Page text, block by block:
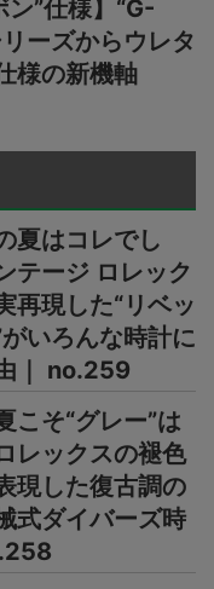
”仕様】“G-
ーズからウレタ
様の新機軸
夏はコレでし
テージ ロレック
再現した“リベッ
がいろんな時計に
｜ no.259
こそ“グレー”は
レックスの褪色
現した復古調の
式ダイバーズ時